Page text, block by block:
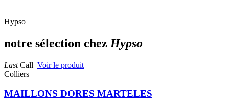
Hypso
notre sélection chez Hypso
LastCall Voir le produit
Colliers
MAILLONS DORES MARTELES